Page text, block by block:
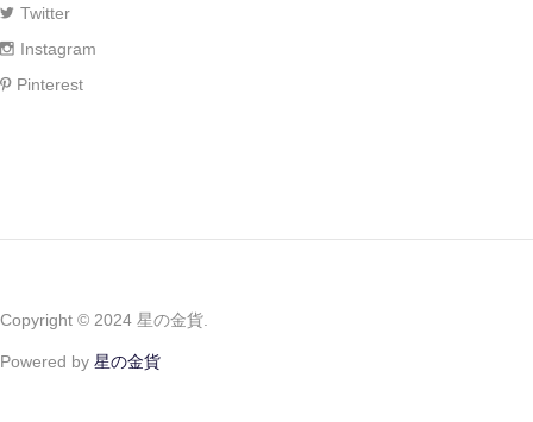
Twitter
Instagram
Pinterest
Copyright © 2024 星の金貨.
Powered by 星の金貨